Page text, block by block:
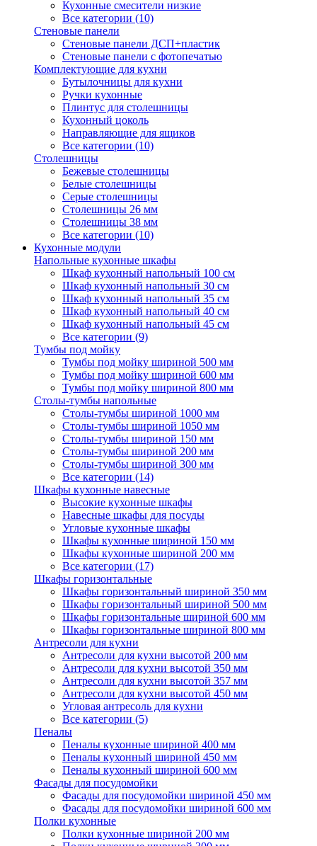
Кухонные смесители низкие
Все категории (10)
Стеновые панели
Стеновые панели ДСП+пластик
Стеновые панели с фотопечатью
Комплектующие для кухни
Бутылочницы для кухни
Ручки кухонные
Плинтус для столешницы
Кухонный цоколь
Направляющие для ящиков
Все категории (10)
Столешницы
Бежевые столешницы
Белые столешницы
Серые столешницы
Столешницы 26 мм
Столешницы 38 мм
Все категории (10)
Кухонные модули
Напольные кухонные шкафы
Шкаф кухонный напольный 100 см
Шкаф кухонный напольный 30 см
Шкаф кухонный напольный 35 см
Шкаф кухонный напольный 40 см
Шкаф кухонный напольный 45 см
Все категории (9)
Тумбы под мойку
Тумбы под мойку шириной 500 мм
Тумбы под мойку шириной 600 мм
Тумбы под мойку шириной 800 мм
Столы-тумбы напольные
Столы-тумбы шириной 1000 мм
Столы-тумбы шириной 1050 мм
Столы-тумбы шириной 150 мм
Столы-тумбы шириной 200 мм
Столы-тумбы шириной 300 мм
Все категории (14)
Шкафы кухонные навесные
Высокие кухонные шкафы
Навесные шкафы для посуды
Угловые кухонные шкафы
Шкафы кухонные шириной 150 мм
Шкафы кухонные шириной 200 мм
Все категории (17)
Шкафы горизонтальные
Шкафы горизонтальный шириной 350 мм
Шкафы горизонтальный шириной 500 мм
Шкафы горизонтальные шириной 600 мм
Шкафы горизонтальные шириной 800 мм
Антресоли для кухни
Антресоли для кухни высотой 200 мм
Антресоли для кухни высотой 350 мм
Антресоли для кухни высотой 357 мм
Антресоли для кухни высотой 450 мм
Угловая антресоль для кухни
Все категории (5)
Пеналы
Пеналы кухонные шириной 400 мм
Пеналы кухонный шириной 450 мм
Пеналы кухонный шириной 600 мм
Фасады для посудомойки
Фасады для посудомойки шириной 450 мм
Фасады для посудомойки шириной 600 мм
Полки кухонные
Полки кухонные шириной 200 мм